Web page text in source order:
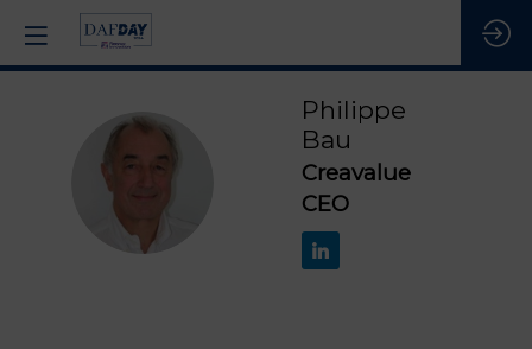
PB
Philippe
Bau
Creavalue
CEO